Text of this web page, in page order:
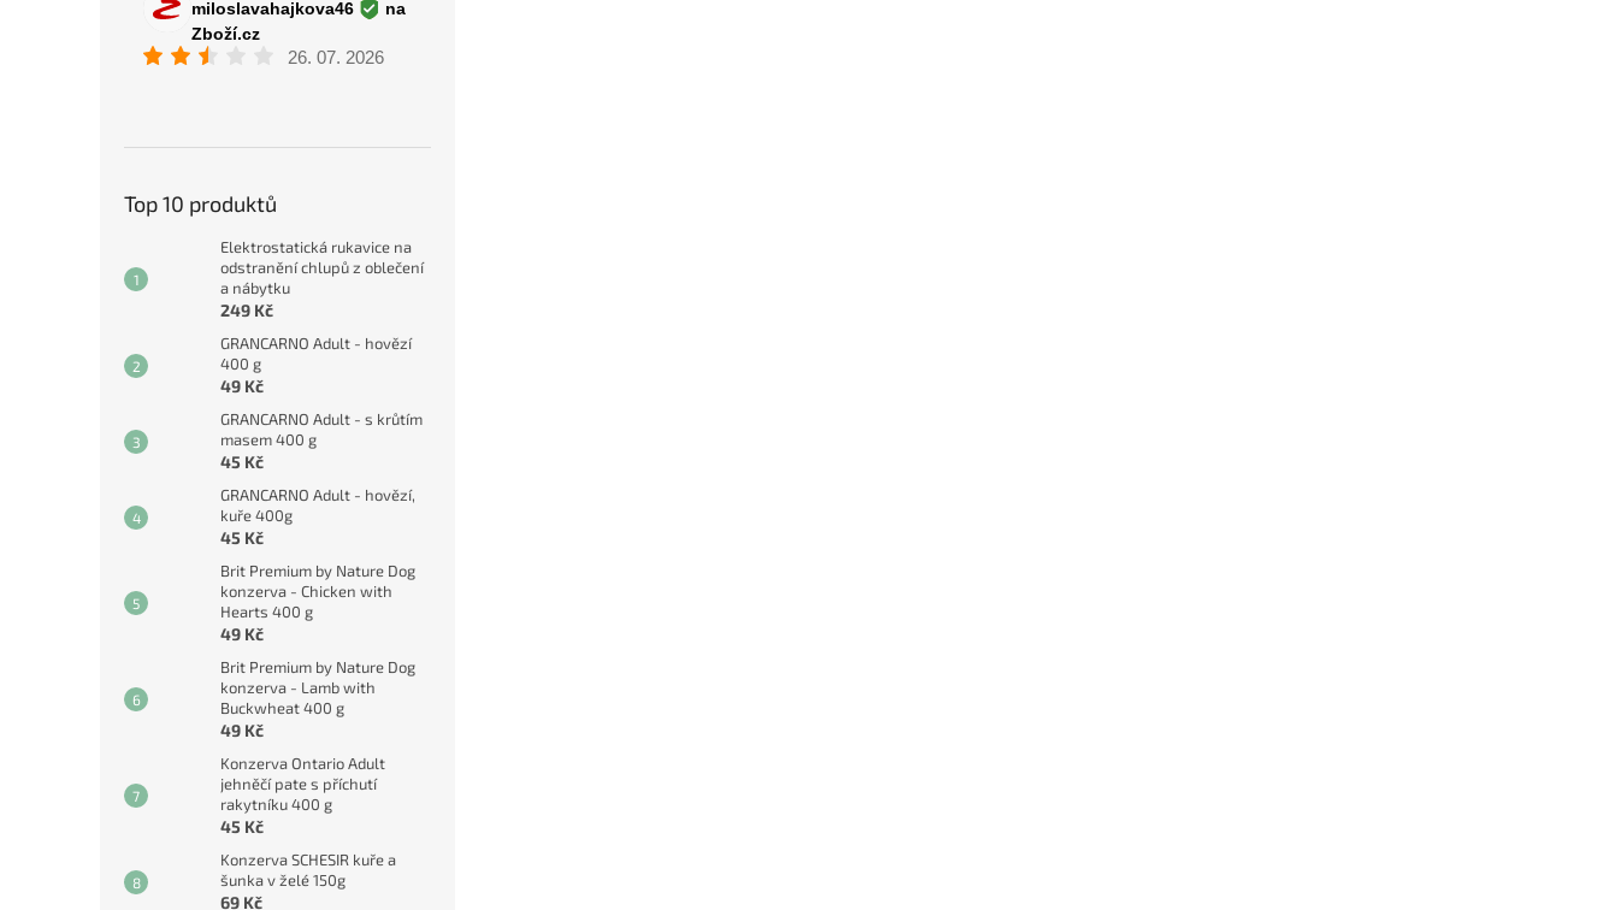
Top 10 produktů
Elektrostatická rukavice na
odstranění chlupů z oblečení
a nábytku
249 Kč
GRANCARNO Adult - hovězí
400 g
49 Kč
GRANCARNO Adult - s krůtím
masem 400 g
45 Kč
GRANCARNO Adult - hovězí,
kuře 400g
45 Kč
Brit Premium by Nature Dog
konzerva - Chicken with
Hearts 400 g
49 Kč
Brit Premium by Nature Dog
konzerva - Lamb with
Buckwheat 400 g
49 Kč
Konzerva Ontario Adult
jehněčí pate s příchutí
rakytníku 400 g
45 Kč
Konzerva SCHESIR kuře a
šunka v želé 150g
69 Kč